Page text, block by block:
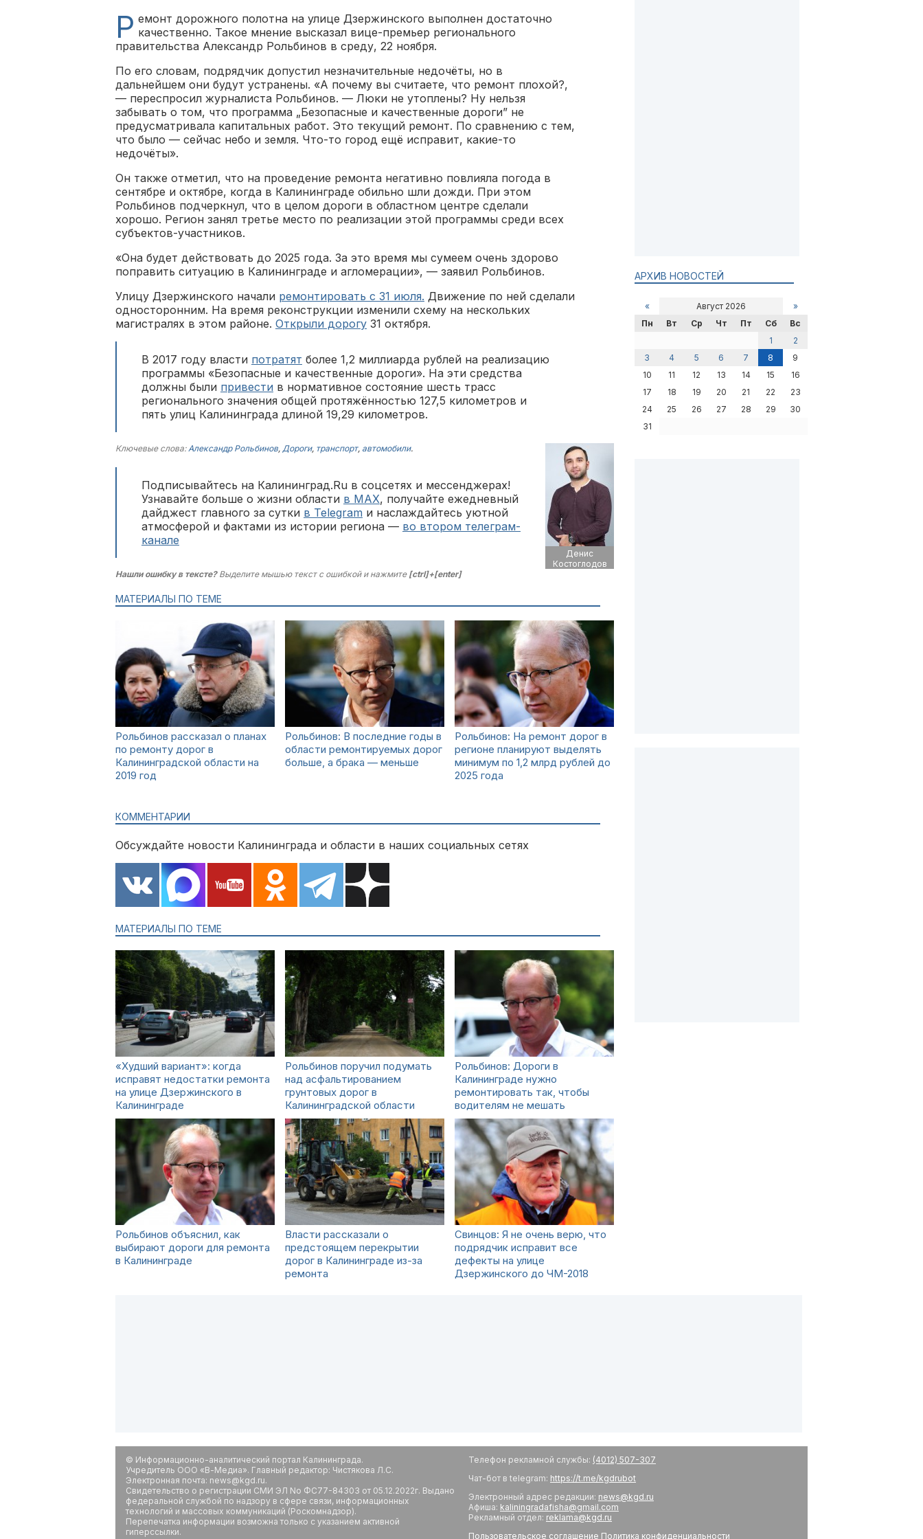
Р емонт дорожного полотна на улице Дзержинского выполнен достаточно
качественно. Такое мнение высказал вице-премьер регионального
правительства Александр Рольбинов в среду, 22 ноября.
По его словам, подрядчик допустил незначительные недочёты, но в
дальнейшем они будут устранены. «А почему вы считаете, что ремонт плохой?,
— переспросил журналиста Рольбинов. — Люки не утоплены? Ну нельзя
забывать о том, что программа „Безопасные и качественные дороги” не
предусматривала капитальных работ. Это текущий ремонт. По сравнению с тем,
что было — сейчас небо и земля. Что-то город ещё исправит, какие-то
недочёты».
Он также отметил, что на проведение ремонта негативно повлияла погода в
сентябре и октябре, когда в Калининграде обильно шли дожди. При этом
Рольбинов подчеркнул, что в целом дороги в областном центре сделали
хорошо. Регион занял третье место по реализации этой программы среди всех
субъектов-участников.
«Она будет действовать до 2025 года. За это время мы сумеем очень здорово
поправить ситуацию в Калининграде и агломерации», — заявил Рольбинов.
Улицу Дзержинского начали ремонтировать с 31 июля. Движение по ней сделали
односторонним. На время реконструкции изменили схему на нескольких
магистралях в этом районе. Открыли дорогу 31 октября.
В 2017 году власти потратят более 1,2 миллиарда рублей на реализацию
программы «Безопасные и качественные дороги». На эти средства
должны были привести в нормативное состояние шесть трасс
регионального значения общей протяжённостью 127,5 километров и
пять улиц Калининграда длиной 19,29 километров.
Денис
Костоглодов
Ключевые слова:Александр Рольбинов, Дороги, транспорт, автомобили.
Подписывайтесь на Калининград.Ru в соцсетях и мессенджерах!
Узнавайте больше о жизни области в MAX, получайте ежедневный
дайджест главного за сутки в Telegram и наслаждайтесь уютной
атмосферой и фактами из истории региона — во втором телеграм-
канале
Нашли ошибку в тексте?Выделите мышью текст с ошибкой и нажмите [ctrl]+[enter]
МАТЕРИАЛЫ ПО ТЕМЕ
Рольбинов рассказал о планах
по ремонту дорог в
Калининградской области на
2019 год
Рольбинов: В последние годы в
области ремонтируемых дорог
больше, а брака — меньше
Рольбинов: На ремонт дорог в
регионе планируют выделять
минимум по 1,2 млрд рублей до
2025 года
КОММЕНТАРИИ
Обсуждайте новости Калининграда и области в наших социальных сетях
МАТЕРИАЛЫ ПО ТЕМЕ
«Худший вариант»: когда
исправят недостатки ремонта
на улице Дзержинского в
Калининграде
Рольбинов поручил подумать
над асфальтированием
грунтовых дорог в
Калининградской области
Рольбинов: Дороги в
Калининграде нужно
ремонтировать так, чтобы
водителям не мешать
Рольбинов объяснил, как
выбирают дороги для ремонта
в Калининграде
Власти рассказали о
предстоящем перекрытии
дорог в Калининграде из-за
ремонта
Свинцов: Я не очень верю, что
подрядчик исправит все
дефекты на улице
Дзержинского до ЧМ-2018
АРХИВ НОВОСТЕЙ
« Август 2026
»
Пн
Вт Ср Чт Пт Сб
Вс
1
2
3
4 5 6 7 8
9
10
11 12 13 14 15
16
17
18 19 20 21 22
23
24
25 26 27 28 29
30
31
© Информационно-аналитический портал Калининграда.
Учредитель ООО «В-Медиа». Главный редактор: Чистякова Л.С.
Электронная почта: news@kgd.ru.
Свидетельство о регистрации СМИ ЭЛ No ФС77-84303 от 05.12.2022г. Выдано
федеральной службой по надзору в сфере связи, информационных
технологий и массовых коммуникаций (Роскомнадзор).
Перепечатка информации возможна только с указанием активной
гиперссылки.
Телефон рекламной службы: (4012) 507-307
Чат-бот в telegram: https://t.me/kgdrubot
Электронный адрес редакции: news@kgd.ru
Афиша: kaliningradafisha@gmail.com
Рекламный отдел: reklama@kgd.ru
Пользовательское соглашение Политика конфиденциальности